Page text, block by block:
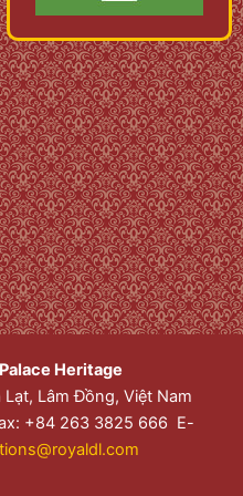
Heritage
Lâm Đồng, Việt Nam
+84 263 3825 666 E-